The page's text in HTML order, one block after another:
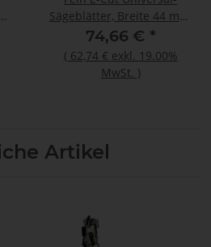
Sägeblätter, Breite 44 mm,
VE 5 St
74,66 € *
( 62,74 € exkl. 19.00%
MwSt. )
Artikel